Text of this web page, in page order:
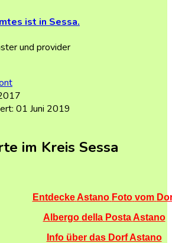
ist in Sessa.
und provider
01 Juni 2019
im Kreis Sessa
Entdecke Astano Foto vom
Albergo della Posta Astano
Info über das Dorf Astano